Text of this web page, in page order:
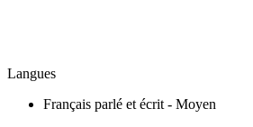
Langues
Français parlé et écrit - Moyen